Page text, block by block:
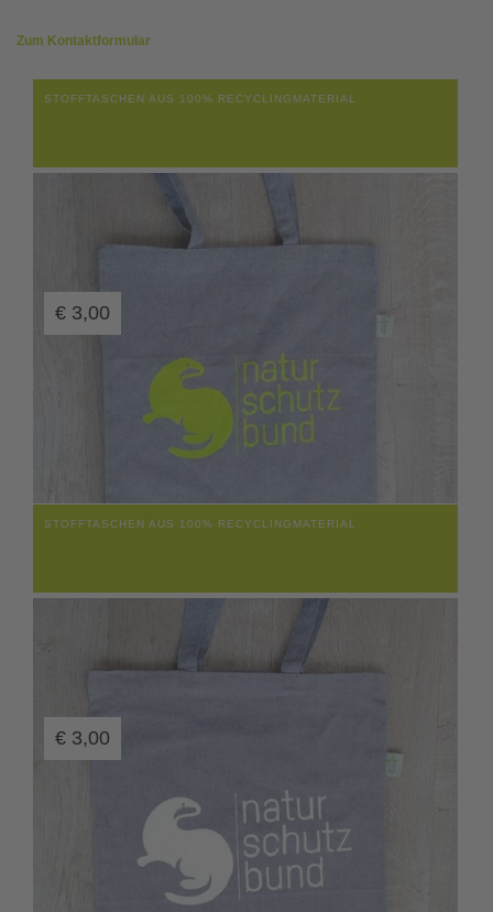
Zum Kontaktformular
STOFFTASCHEN AUS 100% RECYCLINGMATERIAL
€ 3,00
STOFFTASCHEN AUS 100% RECYCLINGMATERIAL
€ 3,00